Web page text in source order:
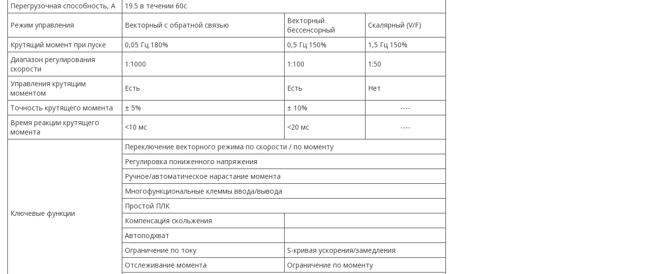
Перегрузочная способность, A
19.5 в течении 60с
Режим управления Векторный с обратной связью
Векторный
бессенсорный
Скалярный (V/F)
Крутящий момент при пуске 0,05 Гц 180% 0,5 Гц 150%
1,5 Гц 150%
Диапазон регулирования
скорости
1:1000 1:100 1:50
Управления крутящим
моментом
Есть Есть Нет
Точность крутящего момента ± 5% ± 10%
----
Время реакции крутящего
момента
<10 мс <20 мс ----
Ключевые функции
Переключение векторного режима по скорости / по моменту
Регулировка пониженного напряжения
Ручное/автоматическое нарастание момента
Многофункциональные клеммы ввода/вывода
Простой ПЛК
Компенсация скольжения
Автоподхват
Ограничение по току
S-кривая ускорения/замедления
Отслеживание момента
Ограничение по моменту